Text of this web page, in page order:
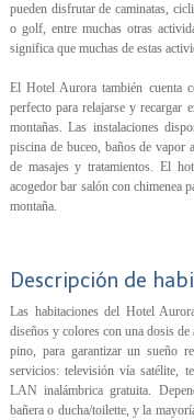
pueden disfrutar de caminatas,
o golf, entre muchas otras
significa que muchas de estas
El Hotel Aurora también cuenta
perfecto para relajarse y recargar
montañas. Las instalaciones
piscina de buceo, baños de vapor
de masajes y tratamientos. El
acogedor bar salón con chimenea
montaña.
Descripción de
Las habitaciones del Hotel
diseños y colores con una dosis
pino, para garantizar un sueño
servicios: televisión vía satélite,
LAN inalámbrica gratuita.
bañera o ducha/toilette, y la